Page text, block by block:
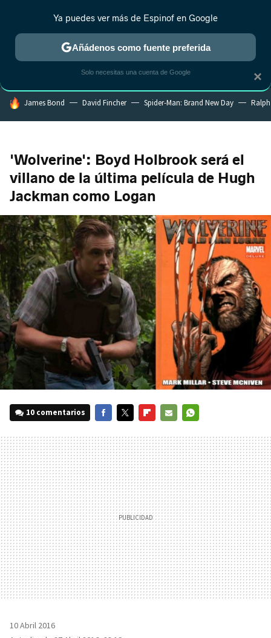
MENÚ NUEVO
ESTRENOS REALITY ANIME RANKINGS CINE
HOY SE HABLA DE
James Bond David Fincher Spider-Man: Brand New Day
'Wolverine': Boyd Holbrook será el
villano de la última película de Hugh
Jackman como Logan
10 comentarios
MAIL
10 Abril 2016
×
Ya puedes ver más de Espinof en Google
Añádenos como fuente preferida
Solo necesitas una cuenta de Google